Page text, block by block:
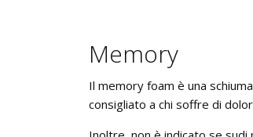
Memory
Il memory foam è una
consigliato a chi soffre di